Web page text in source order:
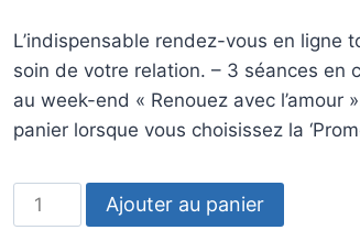
L’indispensable rendez-vous en ligne
soin de votre relation. – 3 séances en
au week-end « Renouez avec l’amour
panier lorsque vous choisissez la
Ajouter au panier